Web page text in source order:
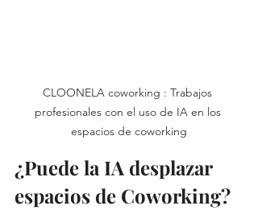
CLOONELA coworking : Trabajos
profesionales con el uso de IA en los
espacios de coworking
¿Puede la IA desplazar
espacios de Coworking?